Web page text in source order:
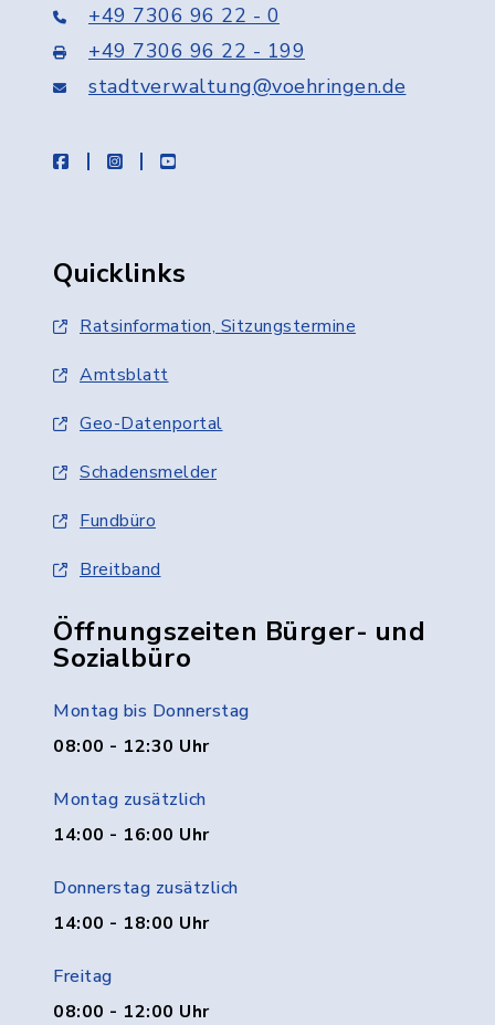
+49 7306 96 22 - 0
+49 7306 96 22 - 199
stadtverwaltung@voehringen.de
facebookinstagramyoutube
Quicklinks
Ratsinformation, Sitzungstermine
Amtsblatt
Geo-Datenportal
Schadensmelder
Fundbüro
Breitband
Öffnungszeiten Bürger- und
Sozialbüro
Montag bis Donnerstag
08:00 - 12:30 Uhr
Montag zusätzlich
14:00 - 16:00 Uhr
Donnerstag zusätzlich
14:00 - 18:00 Uhr
Freitag
08:00 - 12:00 Uhr